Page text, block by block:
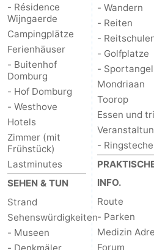
- Résidence
Wijngaerde
Campingplätze
Ferienhäuser
- Buitenhof
Domburg
- Hof Domburg
- Westhove
Hotels
Zimmer (mit
Frühstück)
Lastminutes
SEHEN & TUN
Strand
Sehenswürdigkeiten
- Museen
- Wandern
- Reiten
-
- Golfplatze
-
Mondriaan
Toorop
Essen und
-
INFO.
Route
- Parken
Medizin
Forum